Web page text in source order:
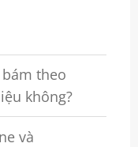
theo
không?
và